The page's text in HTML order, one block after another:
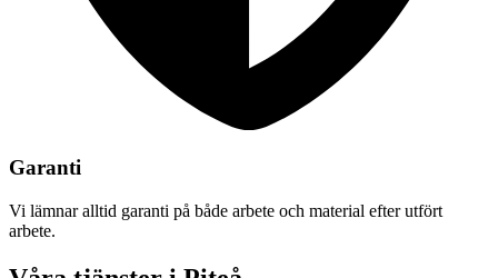
Garanti
Vi lämnar alltid garanti på både arbete och material efter utfört
arbete.